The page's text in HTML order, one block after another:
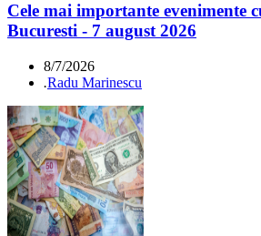
Cele mai importante evenimente
Bucuresti - 7 august 2026
8/7/2026
.Radu Marinescu